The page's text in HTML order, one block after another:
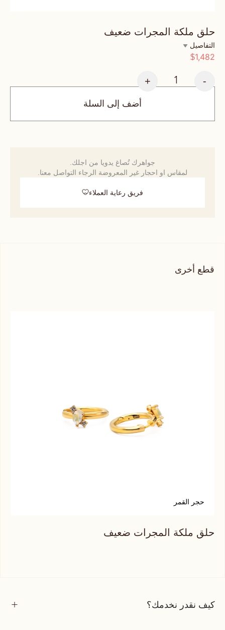
حلق ملكة المجرات ضعيف
التفاصيل
$1,482
-
+
أضف إلى السلة
جواهرك تُصاغ يدويا من اجلك.
لمقاس او احجار غير المعروضة الرجاء التواصل معنا.
فريق رعاية العملاء
قطع أخرى
حجر القمر
حلق ملكة المجرات ضعيف
كيف نقدر نخدمك؟